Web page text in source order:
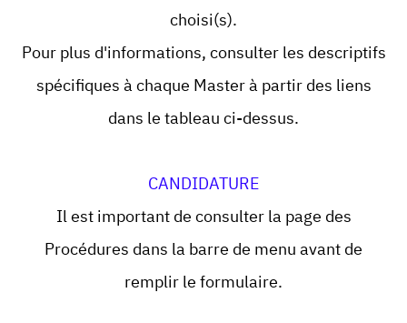
choisi(s).
Pour plus d'informations, consulter les descriptifs
spécifiques à chaque Master à partir des liens
dans le tableau ci-dessus.
CANDIDATURE
Il est important de consulter la page des
Procédures dans la barre de menu avant de
remplir le formulaire.